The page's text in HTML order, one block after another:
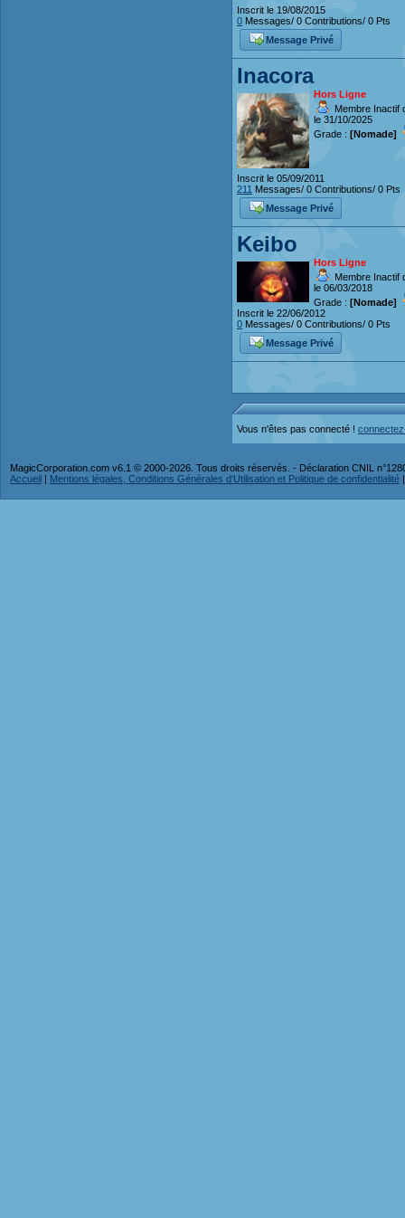
Inscrit le 19/08/2015
0 Messages/ 0 Contributions/ 0 Pts
Message Privé
Inacora
Hors Ligne
Membre Inactif
le 31/10/2025
Grade : [Nomade]
Inscrit le 05/09/2011
211 Messages/ 0 Contributions/ 0 Pts
Message Privé
Keibo
Hors Ligne
Membre Inactif
le 06/03/2018
Grade : [Nomade]
Inscrit le 22/06/2012
0 Messages/ 0 Contributions/ 0 Pts
Message Privé
Vous n'êtes pas connecté !
MagicCorporation.com v6.1 © 2000-2026. Tous droits réservés. - Déclaration CNIL
Accueil | Mentions légales, Conditions Générales d'Utilisation et Politique de confidentialité